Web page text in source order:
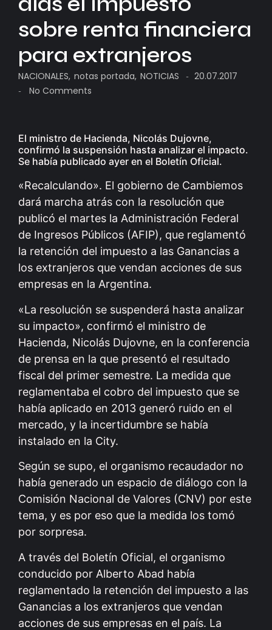
sobre renta financiera
para extranjeros
NACIONALES, notas portada, NOTICIAS - 20.07.2017
- No Comments
El ministro de Hacienda, Nicolás Dujovne,
confirmó la suspensión hasta analizar el impacto.
Se había publicado ayer en el Boletín Oficial.
«Recalculando». El gobierno de Cambiemos
dará marcha atrás con la resolución que
publicó el martes la Administración Federal
de Ingresos Públicos (AFIP), que reglamentó
la retención del impuesto a las Ganancias a
los extranjeros que vendan acciones de sus
empresas en la Argentina.
«La resolución se suspenderá hasta analizar
su impacto», confirmó el ministro de
Hacienda, Nicolás Dujovne, en la conferencia
de prensa en la que presentó el resultado
fiscal del primer semestre. La medida que
reglamentaba el cobro del impuesto que se
había aplicado en 2013 generó ruido en el
mercado, y la incertidumbre se había
instalado en la City.
Según se supo, el organismo recaudador no
había generado un espacio de diálogo con la
Comisión Nacional de Valores (CNV) por este
tema, y es por eso que la medida los tomó
por sorpresa.
A través del Boletín Oficial, el organismo
conducido por Alberto Abad había
reglamentado la retención del impuesto a las
Ganancias a los extranjeros que vendan
acciones de sus empresas en el país. La